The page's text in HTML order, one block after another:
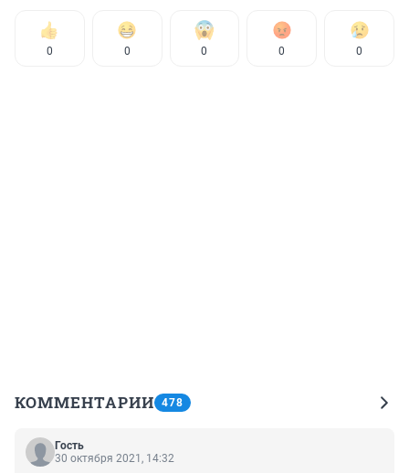
0 0 0 0 0
КОММЕНТАРИИ 478
Гость
30 октября 2021, 14:32